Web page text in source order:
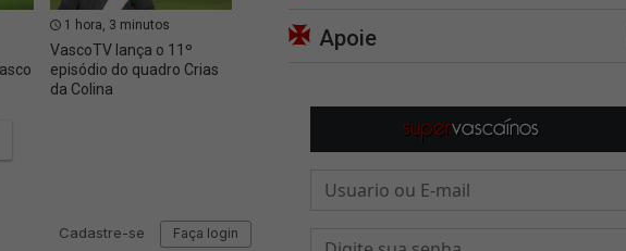
1 hora, 3 minutos
VascoTV lança o 11º
episódio do quadro Crias
da Colina
1 hora, 6 minutos
Jogadores não
Apoie